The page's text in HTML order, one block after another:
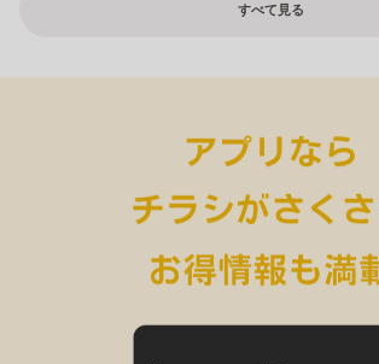
すべて見る